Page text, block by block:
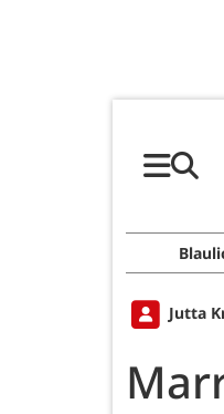
Jutta